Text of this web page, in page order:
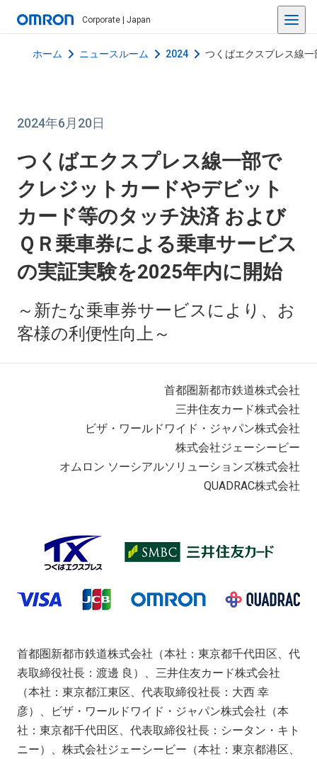
Corporate | Japan
ホーム ニュースルーム 2024 つくばエクスプレス線
2024年6月20日
つくばエクスプレス線一部で
クレジットカードやデビット
カード等のタッチ決済 および
ＱＲ乗車券による乗車サービス
の実証実験を2025年内に開始
～新たな乗車券サービスにより、お
客様の利便性向上～
首都圏新都市鉄道株式会社
三井住友カード株式会社
ビザ・ワールドワイド・ジャパン株式会社
株式会社ジェーシービー
オムロン ソーシアルソリューションズ株式会社
QUADRAC株式会社
首都圏新都市鉄道株式会社（本社：東京都千代田区、代
表取締役社長：渡邊 良）、三井住友カード株式会社
（本社：東京都江東区、代表取締役社長：大西 幸
彦）、ビザ・ワールドワイド・ジャパン株式会社（本
社：東京都千代田区、代表取締役社長：シータン・キト
ニー）、株式会社ジェーシービー（本社：東京都港区、